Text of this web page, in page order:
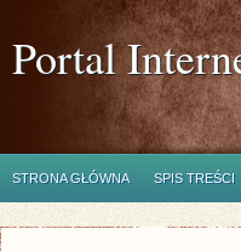
Portal
STRONA GŁÓWNA SPIS TREŚCI